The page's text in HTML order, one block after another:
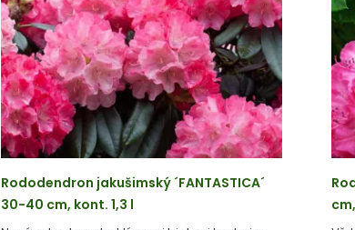
Rododendron jakušimský ´FANTASTICA´
30-40 cm, kont. 1,3 l